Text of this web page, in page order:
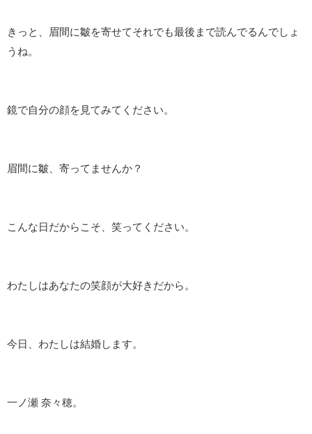
きっと、眉間に皺を寄せてそれでも最後まで読んでるんでしょ
うね。
鏡で自分の顔を見てみてください。
眉間に皺、寄ってませんか？
こんな日だからこそ、笑ってください。
わたしはあなたの笑顔が大好きだから。
今日、わたしは結婚します。
一ノ瀬 奈々穂。